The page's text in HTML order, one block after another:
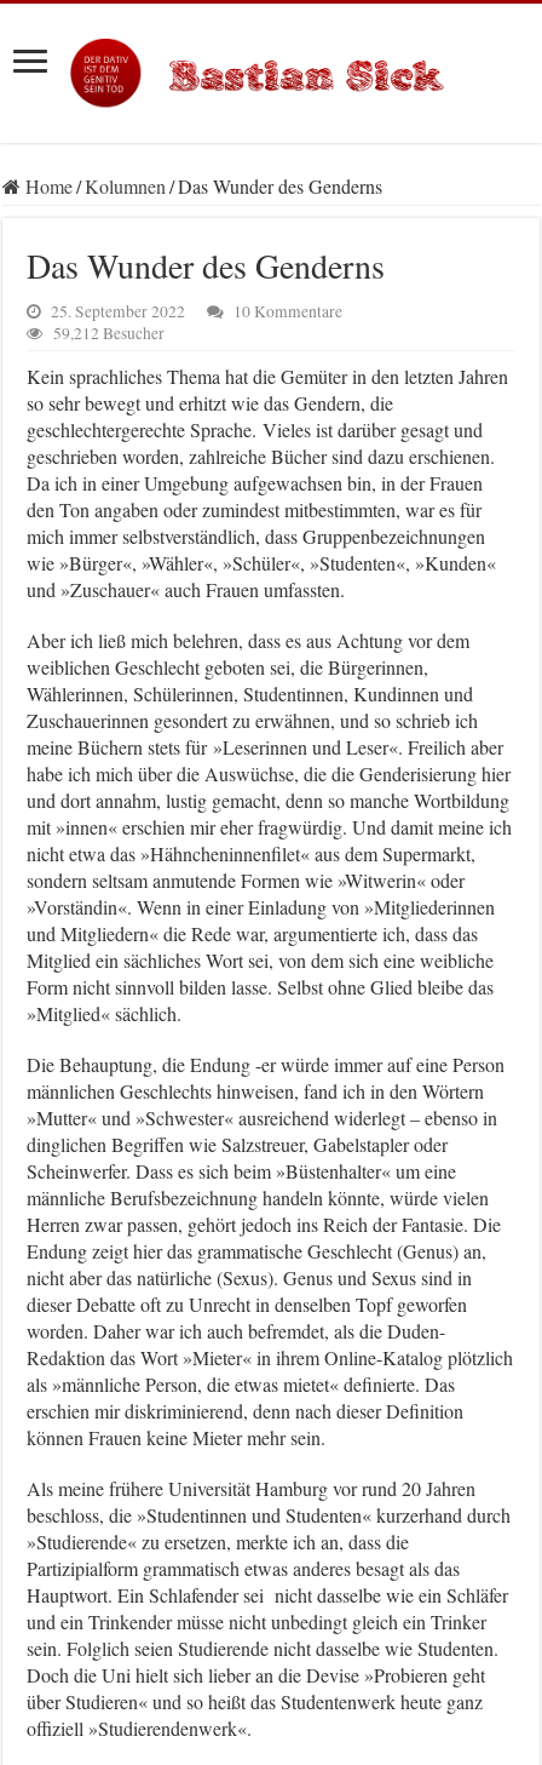
Home/Kolumnen/Das Wunder des Genderns
Das Wunder des Genderns
25. September 2022
10 Kommentare
59,212 Besucher
Kein sprachliches Thema hat die Gemüter in den letzten Jahren
so sehr bewegt und erhitzt wie das Gendern, die
geschlechtergerechte Sprache. Vieles ist darüber gesagt und
geschrieben worden, zahlreiche Bücher sind dazu erschienen.
Da ich in einer Umgebung aufgewachsen bin, in der Frauen
den Ton angaben oder zumindest mitbestimmten, war es für
mich immer selbstverständlich, dass Gruppenbezeichnungen
wie »Bürger«, »Wähler«, »Schüler«, »Studenten«, »Kunden«
und »Zuschauer« auch Frauen umfassten.
Aber ich ließ mich belehren, dass es aus Achtung vor dem
weiblichen Geschlecht geboten sei, die Bürgerinnen,
Wählerinnen, Schülerinnen, Studentinnen, Kundinnen und
Zuschauerinnen gesondert zu erwähnen, und so schrieb ich
meine Büchern stets für »Leserinnen und Leser«. Freilich aber
habe ich mich über die Auswüchse, die die Genderisierung hier
und dort annahm, lustig gemacht, denn so manche Wortbildung
mit »innen« erschien mir eher fragwürdig. Und damit meine ich
nicht etwa das »Hähncheninnenfilet« aus dem Supermarkt,
sondern seltsam anmutende Formen wie »Witwerin« oder
»Vorständin«. Wenn in einer Einladung von »Mitgliederinnen
und Mitgliedern« die Rede war, argumentierte ich, dass das
Mitglied ein sächliches Wort sei, von dem sich eine weibliche
Form nicht sinnvoll bilden lasse. Selbst ohne Glied bleibe das
»Mitglied« sächlich.
Die Behauptung, die Endung -er würde immer auf eine Person
männlichen Geschlechts hinweisen, fand ich in den Wörtern
»Mutter« und »Schwester« ausreichend widerlegt – ebenso in
dinglichen Begriffen wie Salzstreuer, Gabelstapler oder
Scheinwerfer. Dass es sich beim »Büstenhalter« um eine
männliche Berufsbezeichnung handeln könnte, würde vielen
Herren zwar passen, gehört jedoch ins Reich der Fantasie. Die
Endung zeigt hier das grammatische Geschlecht (Genus) an,
nicht aber das natürliche (Sexus). Genus und Sexus sind in
dieser Debatte oft zu Unrecht in denselben Topf geworfen
worden. Daher war ich auch befremdet, als die Duden-
Redaktion das Wort »Mieter« in ihrem Online-Katalog plötzlich
als »männliche Person, die etwas mietet« definierte. Das
erschien mir diskriminierend, denn nach dieser Definition
können Frauen keine Mieter mehr sein.
Als meine frühere Universität Hamburg vor rund 20 Jahren
beschloss, die »Studentinnen und Studenten« kurzerhand durch
»Studierende« zu ersetzen, merkte ich an, dass die
Partizipialform grammatisch etwas anderes besagt als das
Hauptwort. Ein Schlafender sei nicht dasselbe wie ein Schläfer
und ein Trinkender müsse nicht unbedingt gleich ein Trinker
sein. Folglich seien Studierende nicht dasselbe wie Studenten.
Doch die Uni hielt sich lieber an die Devise »Probieren geht
über Studieren« und so heißt das Studentenwerk heute ganz
offiziell »Studierendenwerk«.